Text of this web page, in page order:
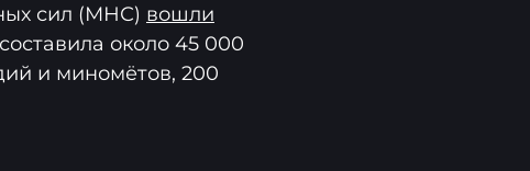
сил (МНС) вошли
около 45 000
и миномётов, 200